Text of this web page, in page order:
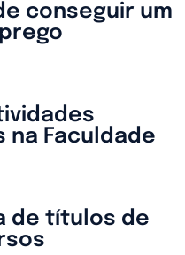
conseguir um
Faculdade
de títulos de